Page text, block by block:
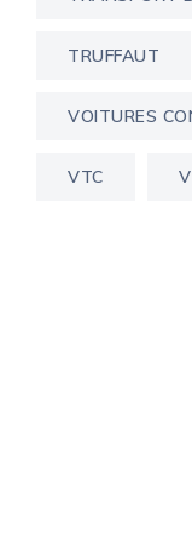
TRUFFAUT
VOITURES
VTC